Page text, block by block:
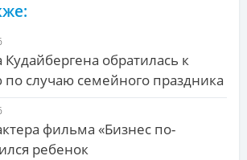
обратилась к
по случаю семейного праздника
фильма «Бизнес по-
ребенок